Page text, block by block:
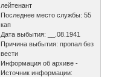
лейтенант
Последнее место службы: 55
кап
Дата выбытия: __.08.1941
Причина выбытия: пропал без
вести
Информация об архиве -
Источник информации: